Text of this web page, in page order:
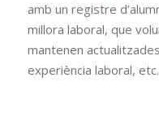
amb un registre
millora laboral, que
mantenen
experiència laboral, etc.